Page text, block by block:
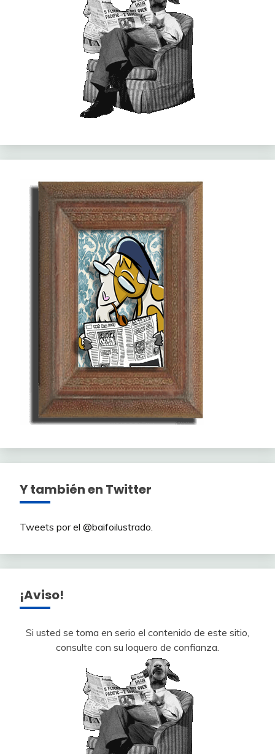
Y también en Twitter
Tweets por el @baifoilustrado.
¡Aviso!
Si usted se toma en serio el contenido de este sitio,
consulte con su loquero de confianza.